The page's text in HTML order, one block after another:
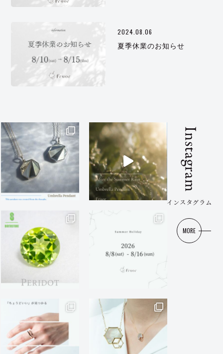
2024.08.06
夏季休業のお知らせ
Instagram
インスタグラム
MORE